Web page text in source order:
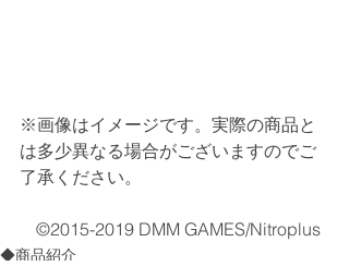
※画像はイメージです。実際の商品と
は多少異なる場合がございますのでご
了承ください。
©2015-2019 DMM GAMES/Nitroplus
◆商品紹介